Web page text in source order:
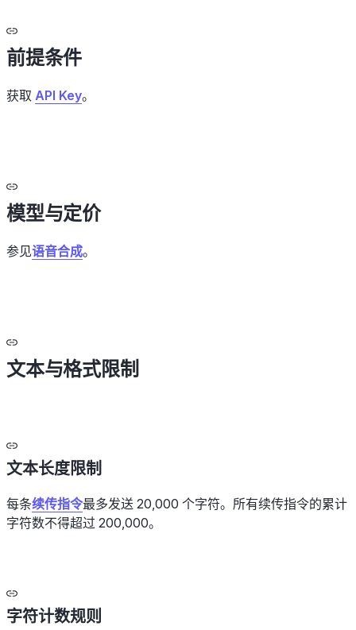
前提条件
获取 API Key。
模型与定价
参见语音合成。
文本与格式限制
文本长度限制
每条续传指令最多发送 20,000 个字符。所有续传指令的累计
字符数不得超过 200,000。
字符计数规则